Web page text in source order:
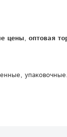
цены, оптовая
упаковочные.